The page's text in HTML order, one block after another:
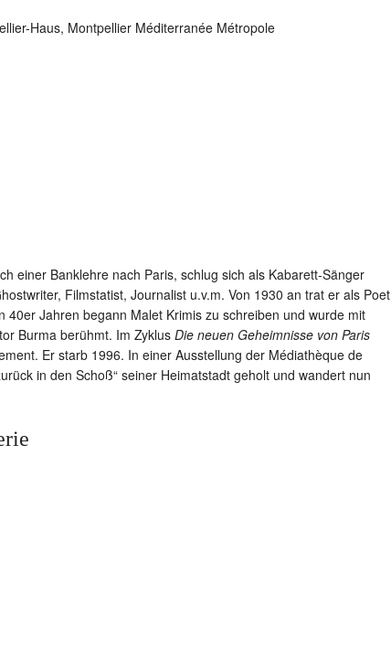
Haus, Montpellier Méditerranée Métropole
einer Banklehre nach Paris, schlug sich als Kabarett-Sänger
Filmstatist, Journalist u.v.m. Von 1930 an trat er als Poet
Jahren begann Malet Krimis zu schreiben und wurde mit
Burma berühmt. Im Zyklus Die neuen Geheimnisse von Paris
Er starb 1996. In einer Ausstellung der Médiathèque de
in den Schoß“ seiner Heimatstadt geholt und wandert nun